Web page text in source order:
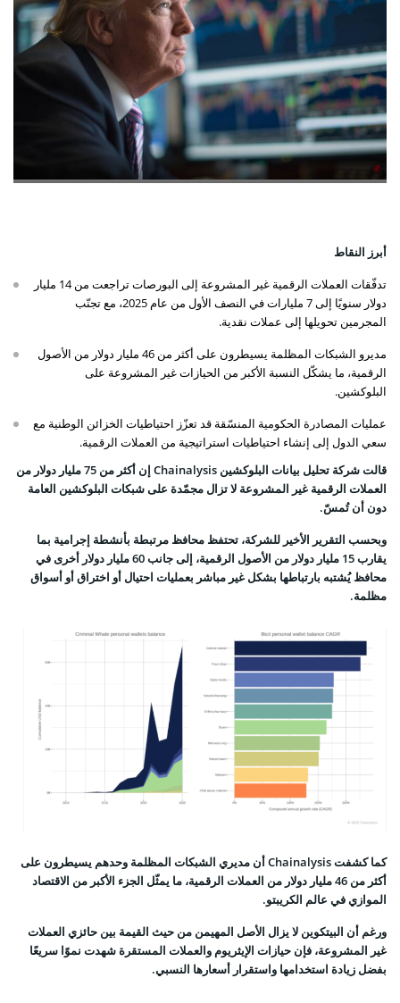
أبرز النقاط
تدفّقات العملات الرقمية غير المشروعة إلى البورصات تراجعت من 14 مليار
دولار سنويًا إلى 7 مليارات في النصف الأول من عام 2025، مع تجنّب
المجرمين تحويلها إلى عملات نقدية.
مديرو الشبكات المظلمة يسيطرون على أكثر من 46 مليار دولار من الأصول
الرقمية، ما يشكّل النسبة الأكبر من الحيازات غير المشروعة على
البلوكشين.
عمليات المصادرة الحكومية المنسّقة قد تعزّز احتياطيات الخزائن الوطنية مع
سعي الدول إلى إنشاء احتياطيات استراتيجية من العملات الرقمية.
قالت شركة تحليل بيانات البلوكشين Chainalysis إن أكثر من 75 مليار دولار من
العملات الرقمية غير المشروعة لا تزال مجمّدة على شبكات البلوكشين العامة
دون أن تُمسّ.
وبحسب التقرير الأخير للشركة، تحتفظ محافظ مرتبطة بأنشطة إجرامية بما
يقارب 15 مليار دولار من الأصول الرقمية، إلى جانب 60 مليار دولار أخرى في
محافظ يُشتبه بارتباطها بشكل غير مباشر بعمليات احتيال أو اختراق أو أسواق
مظلمة.
كما كشفت Chainalysis أن مديري الشبكات المظلمة وحدهم يسيطرون على
أكثر من 46 مليار دولار من العملات الرقمية، ما يمثّل الجزء الأكبر من الاقتصاد
الموازي في عالم الكريبتو.
ورغم أن البيتكوين لا يزال الأصل المهيمن من حيث القيمة بين حائزي العملات
غير المشروعة، فإن حيازات الإيثريوم والعملات المستقرة شهدت نموًا سريعًا
بفضل زيادة استخدامها واستقرار أسعارها النسبي.